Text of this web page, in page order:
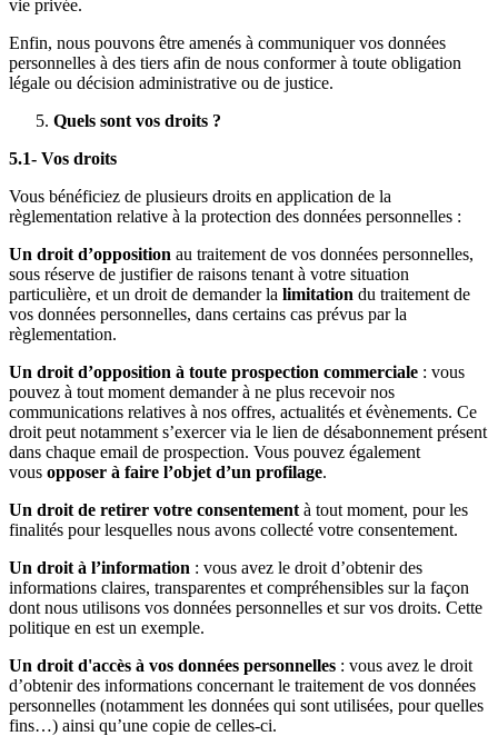
vie privée.
Enfin, nous pouvons être amenés à communiquer vos données
personnelles à des tiers afin de nous conformer à toute obligation
légale ou décision administrative ou de justice.
Quels sont vos droits ?
5.1- Vos droits
Vous bénéficiez de plusieurs droits en application de la
règlementation relative à la protection des données personnelles :
Un droit d’opposition au traitement de vos données personnelles,
sous réserve de justifier de raisons tenant à votre situation
particulière, et un droit de demander la limitation du traitement de
vos données personnelles, dans certains cas prévus par la
règlementation.
Un droit d’opposition à toute prospection commerciale : vous
pouvez à tout moment demander à ne plus recevoir nos
communications relatives à nos offres, actualités et évènements. Ce
droit peut notamment s’exercer via le lien de désabonnement présent
dans chaque email de prospection. Vous pouvez également
vous opposer à faire l’objet d’un profilage.
Un droit de retirer votre consentement à tout moment, pour les
finalités pour lesquelles nous avons collecté votre consentement.
Un droit à l’information : vous avez le droit d’obtenir des
informations claires, transparentes et compréhensibles sur la façon
dont nous utilisons vos données personnelles et sur vos droits. Cette
politique en est un exemple.
Un droit d'accès à vos données personnelles : vous avez le droit
d’obtenir des informations concernant le traitement de vos données
personnelles (notamment les données qui sont utilisées, pour quelles
fins…) ainsi qu’une copie de celles-ci.